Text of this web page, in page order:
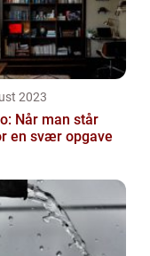
2023
Når man står
en svær opgave